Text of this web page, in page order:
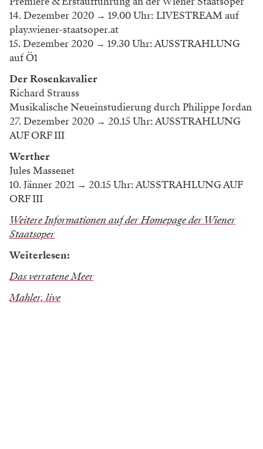
14. Dezember 2020 → 19.00 Uhr: LIVESTREAM auf
play.wiener-staatsoper.at
15. Dezember 2020 → 19.30 Uhr: AUSSTRAHLUNG
auf Ö1
Der Rosenkavalier
Richard Strauss
Musikalische Neueinstudierung durch Philippe Jordan
27. Dezember 2020 → 20.15 Uhr: AUSSTRAHLUNG
AUF ORF III
Werther
Jules Massenet
10. Jänner 2021 → 20.15 Uhr: AUSSTRAHLUNG AUF
ORF III
Weitere Informationen auf der Homepage der Wiener
Staatsoper
Weiterlesen:
Das verratene Meer
Mahler, live